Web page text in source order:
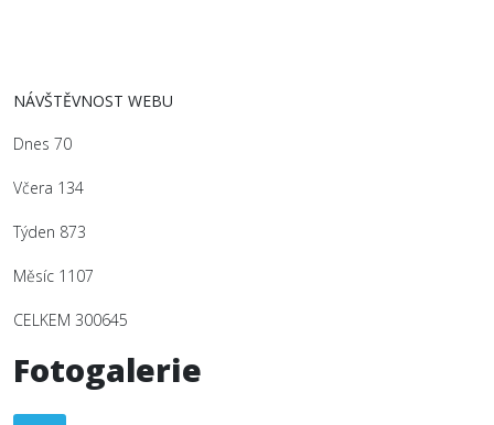
NÁVŠTĚVNOST WEBU
Dnes 70
Včera 134
Týden 873
Měsíc 1107
CELKEM 300645
Fotogalerie